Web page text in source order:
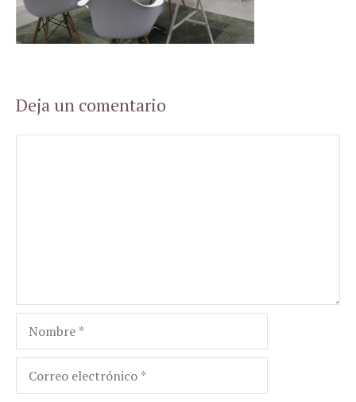
Deja un comentario
Nombre
Correo
electrónico